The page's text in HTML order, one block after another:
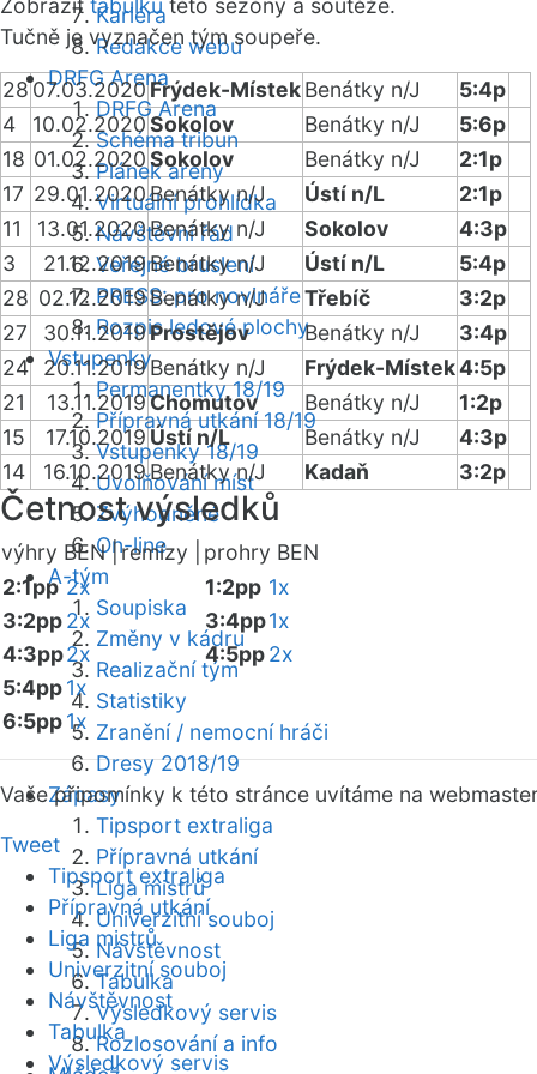
Kariéra
Redakce webu
DRFG Arena
DRFG Arena
Schéma tribun
Plánek areny
Virtuální prohlídka
Návštěvní řád
Veřejné bruslení
PRESS: pro novináře
Rozpis ledové plochy
Vstupenky
Permanentky 18/19
Přípravná utkání 18/19
Vstupenky 18/19
Uvolňování míst
Zvýhodněné
On-line
A-tým
Soupiska
Změny v kádru
Realizační tým
Statistiky
Zranění / nemocní hráči
Dresy 2018/19
Zápasy
Tipsport extraliga
Přípravná utkání
Liga mistrů
Univerzitní souboj
Návštěvnost
Tabulka
Výsledkový servis
Rozlosování a info
Zobrazit tabulku této sezóny a soutěže.
Tučně je vyznačen tým soupeře.
2807.03.2020 Frýdek-MístekBenátky n/J
5:4p
4
10.02.2020Sokolov Benátky n/J
5:6p
18 01.02.2020Sokolov Benátky n/J
2:1p
17 29.01.2020Benátky n/J Ústí n/L
2:1p
11
13.01.2020Benátky n/J Sokolov
4:3p
3
21.12.2019Benátky n/J Ústí n/L
5:4p
28 02.12.2019Benátky n/J Třebíč
3:2p
27
30.11.2019Prostějov Benátky n/J
3:4p
24
20.11.2019Benátky n/J Frýdek-Místek4:5p
21
13.11.2019Chomutov Benátky n/J
1:2p
15
17.10.2019 Ústí n/L Benátky n/J
4:3p
14
16.10.2019Benátky n/J Kadaň 3:2p
Četnost výsledků
výhry BEN |remízy |
prohry BEN
2:1pp 2x
3:2pp2x
4:3pp2x
5:4pp1x
6:5pp1x
1:2pp 1x
3:4pp1x
4:5pp2x
Vaše připomínky k této stránce uvítáme na webmaster
Tweet
Tipsport extraliga
Přípravná utkání
Liga mistrů
Univerzitní souboj
Návštěvnost
Tabulka
Výsledkový servis